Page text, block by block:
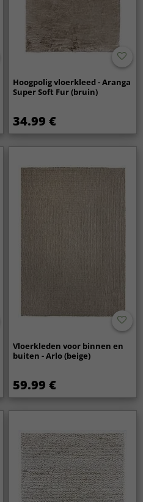
Hoogpolig vloerkleed - Aranga
Super Soft Fur (bruin)
34.99 €
Vloerkleden voor binnen en
buiten - Arlo (beige)
59.99 €